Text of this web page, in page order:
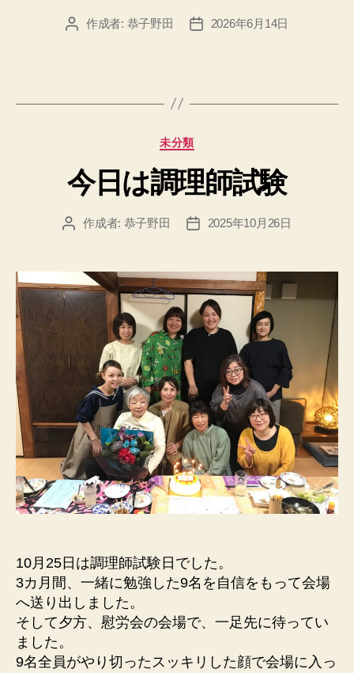
投 作成者: 恭子野田
投
2026年6月14日
カ
ゴ
リ
未分類
今日は調理師試験
投 作成者: 恭子野田
投
2025年10月26日
10月25日は調理師試験日でした。
3カ月間、一緒に勉強した9名を自信をもって会場
へ送り出しました。
そして夕方、慰労会の会場で、一足先に待ってい
ました。
9名全員がやり切ったスッキリした顔で会場に入っ